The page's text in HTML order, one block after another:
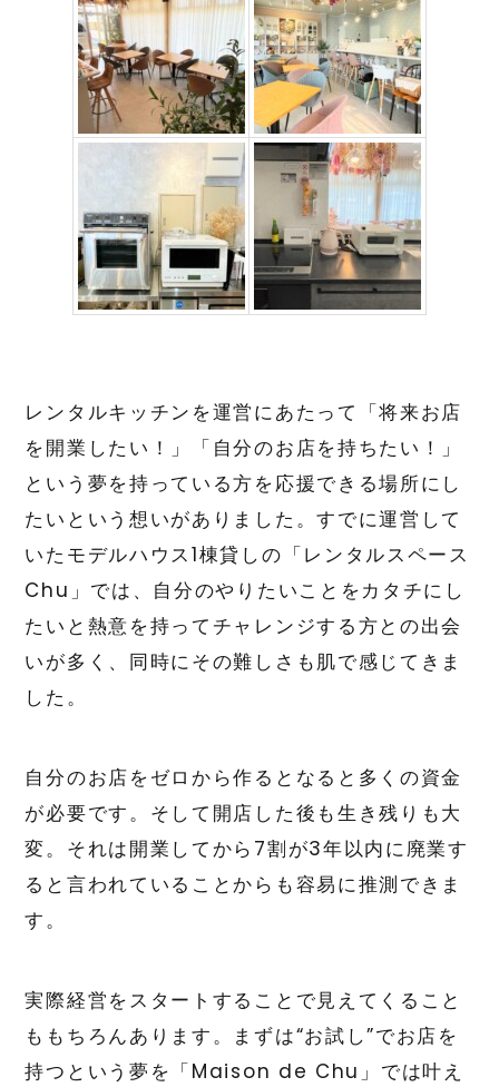
レンタルキッチンを運営にあたって「将来お店
を開業したい！」「自分のお店を持ちたい！」
という夢を持っている方を応援できる場所にし
たいという想いがありました。すでに運営して
いたモデルハウス1棟貸しの「レンタルスペース
Chu」では、自分のやりたいことをカタチにし
たいと熱意を持ってチャレンジする方との出会
いが多く、同時にその難しさも肌で感じてきま
した。
自分のお店をゼロから作るとなると多くの資金
が必要です。そして開店した後も生き残りも大
変。それは開業してから7割が3年以内に廃業す
ると言われていることからも容易に推測できま
す。
実際経営をスタートすることで見えてくること
ももちろんあります。まずは“お試し”でお店を
持つという夢を「Maison de Chu」では叶え